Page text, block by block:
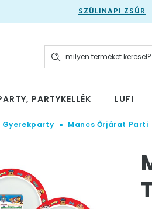
SZÜLINAPI ZSÚR
PARTYKELLÉK LUFI
Gyerekparty Mancs Őrjárat Parti